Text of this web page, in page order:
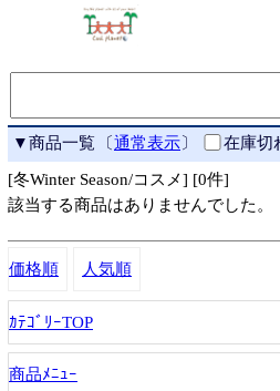
▼商品一覧 〔通常表示〕 在庫切
[冬Winter Season/コスメ] [0件]
該当する商品はありませんでした。
価格順 人気順
ｶﾃｺﾞﾘｰTOP
商品ﾒﾆｭｰ